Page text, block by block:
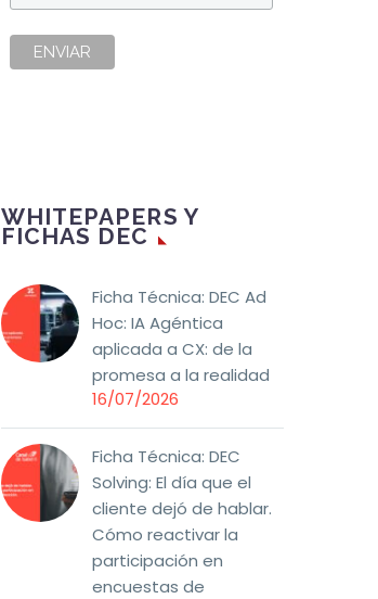
WHITEPAPERS Y
FICHAS DEC
Ficha Técnica: DEC Ad
Hoc: IA Agéntica
aplicada a CX: de la
promesa a la realidad
16/07/2026
Ficha Técnica: DEC
Solving: El día que el
cliente dejó de hablar.
Cómo reactivar la
participación en
encuestas de